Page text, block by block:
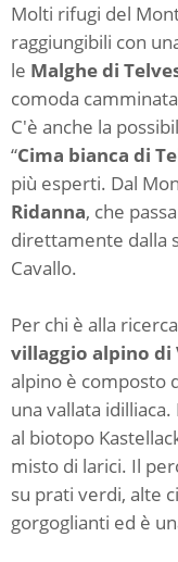
Molti rifugi del
raggiungibili con
le Malghe di
comoda
C'è anche la
“Cima bianca di
più esperti. Dal
Ridanna, che
direttamente dalla
Cavallo.
Per chi è alla
villaggio alpino di
alpino è composto
una vallata
al biotopo
misto di larici. Il
su prati verdi, alte
gorgoglianti ed è